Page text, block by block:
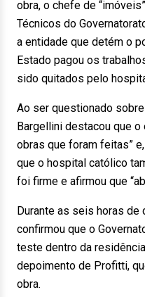
obra, o chefe de
Técnicos do
a entidade que detém o
Estado pagou os
sido quitados pelo
Ao ser questionado
Bargellini destacou que o
obras que foram feitas”
que o hospital católico
foi firme e afirmou que
Durante as seis horas de
confirmou que o
teste dentro da
depoimento de Profitti,
obra.